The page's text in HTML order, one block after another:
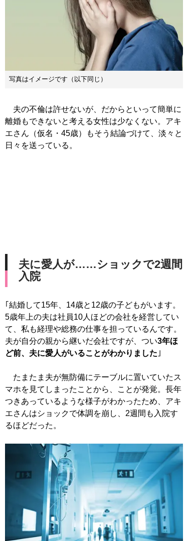
写真はイメージです（以下同じ）
夫の不倫は許せないが、だからといって簡単に
離婚もできないと考える女性は少なくない。アキ
エさん（仮名・45歳）もそう結論づけて、淡々と
日々を送っている。
夫に愛人が……ショックで2週間
入院
｢結婚して15年、14歳と12歳の子どもがいます。
5歳年上の夫は社員10人ほどの会社を経営してい
て、私も経理や総務の仕事を担っているんです。
夫が自分の親から継いだ会社ですが、つい3年ほ
ど前、夫に愛人がいることがわかりました ｣
たまたま夫が無防備にテーブルに置いていたス
マホを見てしまったことから、ことが発覚。長年
つきあっているような様子がわかったため、アキ
エさんはショックで体調を崩し、2週間も入院す
るほどだった。